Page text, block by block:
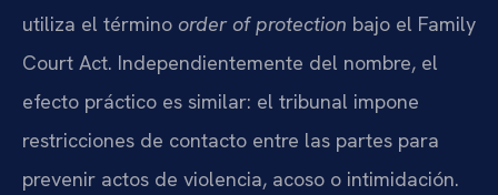
utiliza el término order of protection bajo el Family
Court Act. Independientemente del nombre, el
efecto práctico es similar: el tribunal impone
restricciones de contacto entre las partes para
prevenir actos de violencia, acoso o intimidación.